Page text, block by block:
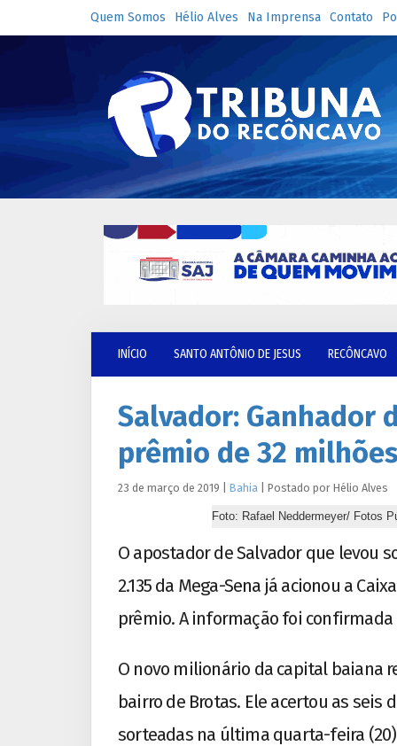
Quem Somos Hélio Alves Na Imprensa Contato
INÍCIO SANTO ANTÔNIO DE JESUS RECÔNCAVO
Salvador: Ganhador
prêmio de 32 milhões
23 de março de 2019 Bahia Postado por Hélio Alves
Foto: Rafael Neddermeyer/ Fotos
O apostador de Salvador que levou
2.135 da Mega-Sena já acionou a
prêmio. A informação foi confirmada
O novo milionário da capital baiana
bairro de Brotas. Ele acertou as seis
sorteadas na última quarta-feira